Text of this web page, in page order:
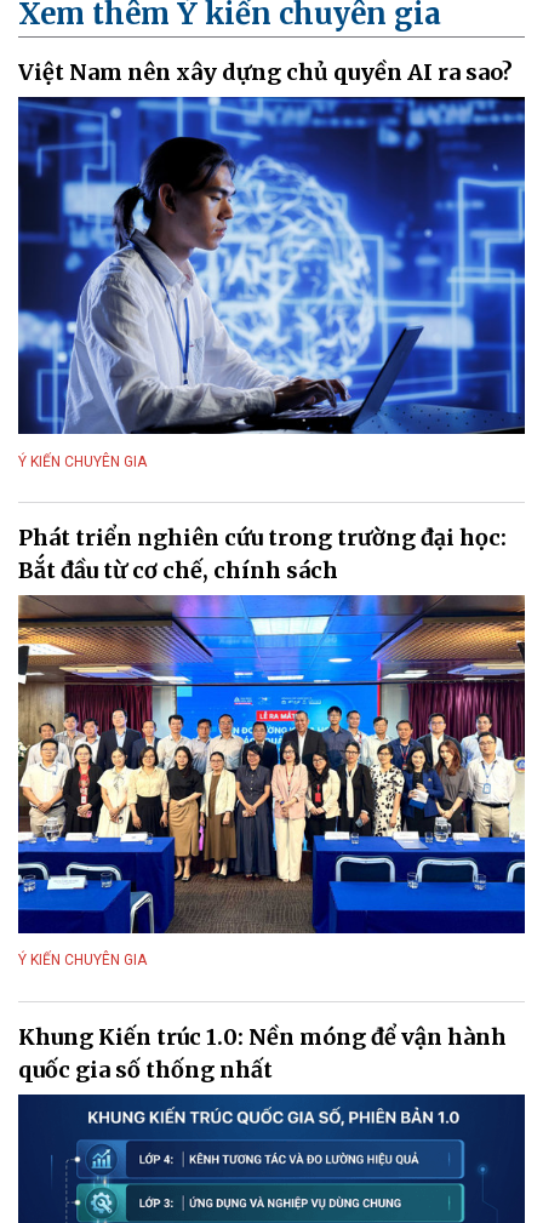
Xem thêm Ý kiến chuyên gia
Việt Nam nên xây dựng chủ quyền AI ra sao?
Ý KIẾN CHUYÊN GIA
Phát triển nghiên cứu trong trường đại học:
Bắt đầu từ cơ chế, chính sách
Ý KIẾN CHUYÊN GIA
Khung Kiến trúc 1.0: Nền móng để vận hành
quốc gia số thống nhất